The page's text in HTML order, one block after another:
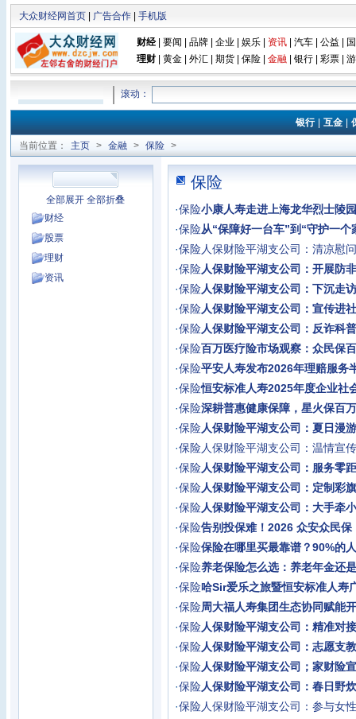
大众财经网首页| 广告合作| 手机版
财经| 要闻 品牌| 企业 娱乐| 资讯| 汽车| 公益
理财| 黄金| 外汇| 期货| 保险| 金融| 银行 彩票|
滚动：
银行|互金|
当前位置： 主页 > 金融 > 保险 >
全部展开 全部折叠
财经
股票
理财
资讯
保险
·保险小康人寿走进上海龙华烈士陵
·保险从“保障好一台车”到“守护一个
·保险人保财险平湖支公司：清凉慰
·保险人保财险平湖支公司：开展防
·保险人保财险平湖支公司：下沉走
·保险人保财险平湖支公司：宣传进
·保险人保财险平湖支公司：反诈科
·保险百万医疗险市场观察：众民保
·保险平安人寿发布2026年理赔服务
·保险恒安标准人寿2025年度企业社
·保险深耕普惠健康保障，星火保百
·保险人保财险平湖支公司：夏日漫
·保险人保财险平湖支公司：温情宣
·保险人保财险平湖支公司：服务零
·保险人保财险平湖支公司：定制彩
·保险人保财险平湖支公司：大手牵
·保险告别投保难！2026 众安众民保
·保险保险在哪里买最靠谱？90%的
·保险养老保险怎么选：养老年金还
·保险哈Sir爱乐之旅暨恒安标准人寿
·保险周大福人寿集团生态协同赋能
·保险人保财险平湖支公司：精准对
·保险人保财险平湖支公司：志愿支
·保险人保财险平湖支公司；家财险
·保险人保财险平湖支公司：春日野
·保险人保财险平湖支公司：参与女